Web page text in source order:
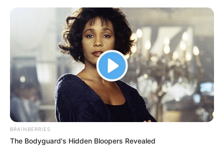
20:34 / 06 Avqust 2026 CƏMİYYƏT
Sürücülərin nəzərinə: Bu küçələrdə
hərəkət
TAM MƏHDUDLAŞDIRILIR
14 0 0
BRAINBERRIES
The Bodyguard's Hidden Bloopers Revealed